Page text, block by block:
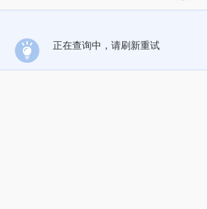
正在查询中，请刷新重试